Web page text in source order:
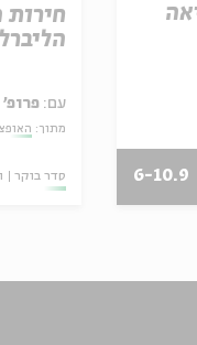
6-10.9
עם: פרופ'
מתוך:
סדר בוקר